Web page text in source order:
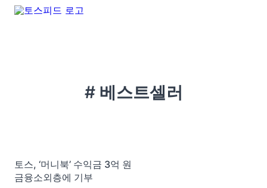
# 베스트셀러
토스, ‘머니북’ 수익금 3억 원
금융소외층에 기부